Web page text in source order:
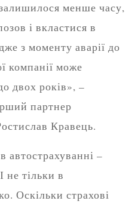
менше часу,
і вкластися в
з моменту аварії до
компанії може
двох років», –
партнер
Кравець.
автострахуванні –
тільки в
Оскільки страхові